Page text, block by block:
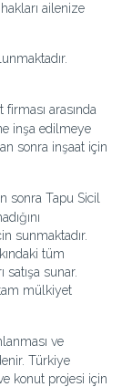
ailenize
arasında
inşa edilmeye
sonra inşaat için
sonra Tapu Sicil
sunmaktadır.
tüm
sunar.
mülkiyet
ve
Türkiye
konut projesi için